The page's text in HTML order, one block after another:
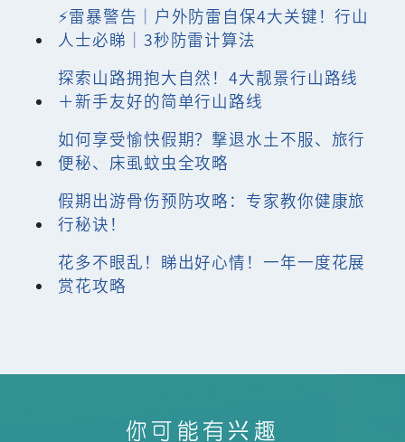
⚡雷暴警告｜户外防雷自保4大关键！行山
人士必睇｜3秒防雷计算法
探索山路拥抱大自然！4大靓景行山路线
＋新手友好的简单行山路线
如何享受愉快假期？撃退水土不服、旅行
便秘、床虱蚊虫全攻略
假期出游骨伤预防攻略：专家教你健康旅
行秘诀！
花多不眼乱！睇出好心情！一年一度花展
赏花攻略
你可能有兴趣